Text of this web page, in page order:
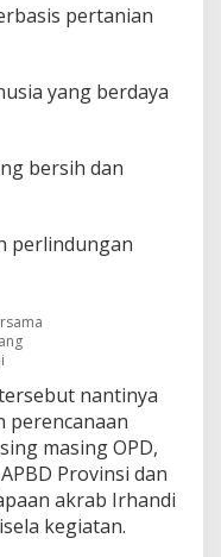
pertanian
yang berdaya
bersih dan
perlindungan
nantinya
perencanaan
masing OPD,
Provinsi dan
akrab Irhandi
kegiatan.